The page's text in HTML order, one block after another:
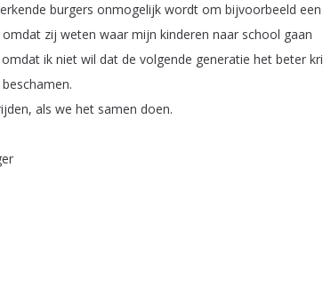
burgers onmogelijk wordt om bijvoorbeeld een
omdat zij weten waar mijn kinderen naar school gaan
omdat ik niet wil dat de volgende generatie het beter
beschamen.
, als we het samen doen.